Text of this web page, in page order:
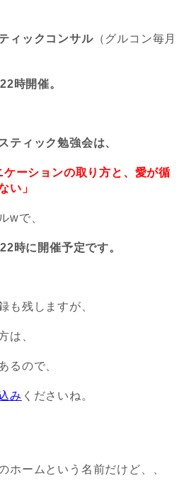
ィックコンサル（グルコン毎月
時開催。
ティック勉強会は、
ケーションの取り方と、愛が循
い」
wで、
時に開催予定です。
も残しますが、
は、
るので、
み くださいね。
ホームという名前だけど、、